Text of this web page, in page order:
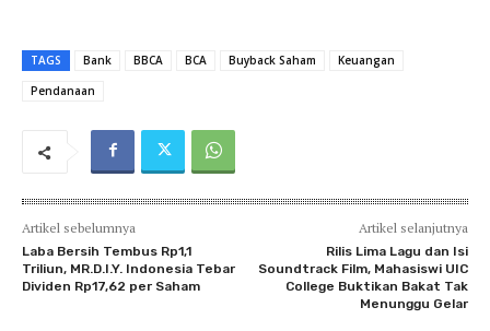
TAGS Bank BBCA BCA Buyback Saham
Keuangan
Pendanaan
Artikel sebelumnya
Laba Bersih Tembus Rp1,1
Triliun, MR.D.I.Y. Indonesia Tebar
Dividen Rp17,62 per Saham
Artikel selanjutnya
Rilis Lima Lagu dan Isi
Soundtrack Film, Mahasiswi UIC
College Buktikan Bakat Tak
Menunggu Gelar